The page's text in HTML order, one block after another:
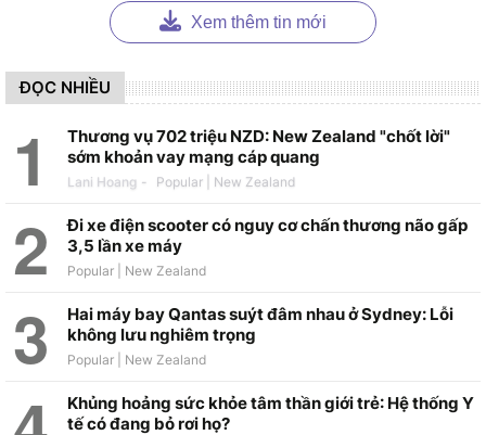
Xem thêm tin mới
ĐỌC NHIỀU
Thương vụ 702 triệu NZD: New Zealand "chốt lời"
sớm khoản vay mạng cáp quang
Lani Hoang -
Đi xe điện scooter có nguy cơ chấn thương não gấp
3,5 lần xe máy
Hai máy bay Qantas suýt đâm nhau ở Sydney: Lỗi
không lưu nghiêm trọng
Khủng hoảng sức khỏe tâm thần giới trẻ: Hệ thống Y
tế có đang bỏ rơi họ?